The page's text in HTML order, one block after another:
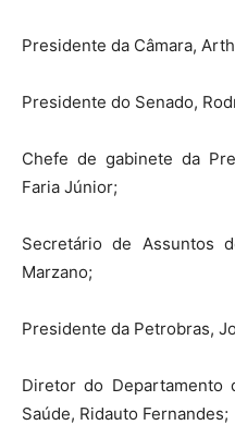
Presidente da Câmara,
Presidente do Senado,
Chefe de gabinete da
Faria Júnior;
Secretário de Assuntos
Marzano;
Presidente da Petrobras,
Diretor do Departamento
Saúde, Ridauto Fernandes;